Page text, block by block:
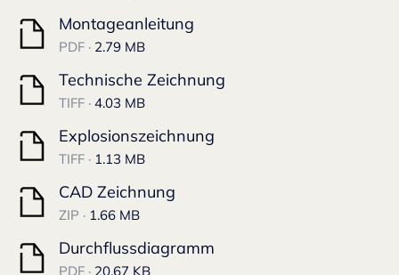
Montageanleitung
PDF · 2.79 MB
Technische Zeichnung
TIFF · 4.03 MB
Explosionszeichnung
TIFF · 1.13 MB
CAD Zeichnung
ZIP · 1.66 MB
Durchflussdiagramm
PDF · 20.67 KB